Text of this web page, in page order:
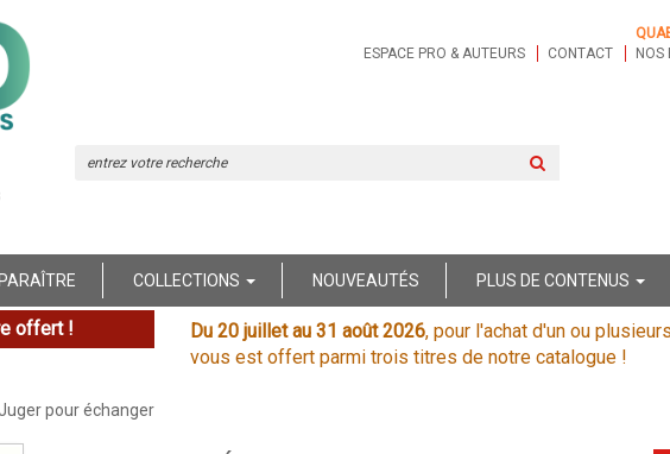
ESPACE PRO & AUTEURS CONTACT
NOS
COLLECTIONS NOUVEAUTÉS PLUS DE CONTENUS
offert ! Du 20 juillet au 31 août 2026, pour l'achat d'un ou
vous est offert parmi trois titres de notre catalogue !
pour échanger